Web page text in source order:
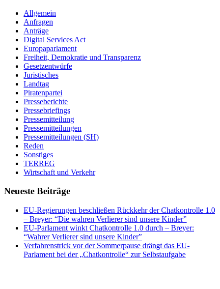
Allgemein
Anfragen
Anträge
Digital Services Act
Europaparlament
Freiheit, Demokratie und Transparenz
Gesetzentwürfe
Juristisches
Landtag
Piratenpartei
Presseberichte
Pressebriefings
Pressemitteilung
Pressemitteilungen
Pressemitteilungen (SH)
Reden
Sonstiges
TERREG
Wirtschaft und Verkehr
Neueste Beiträge
EU-Regierungen beschließen Rückkehr der Chatkontrolle 1.0
– Breyer: “Die wahren Verlierer sind unsere Kinder”
EU-Parlament winkt Chatkontrolle 1.0 durch – Breyer:
“Wahrer Verlierer sind unsere Kinder”
Verfahrenstrick vor der Sommerpause drängt das EU-
Parlament bei der „Chatkontrolle“ zur Selbstaufgabe